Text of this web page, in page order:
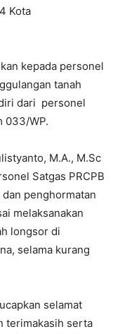
Kota
kepada personel
tanah
dari personel
033/WP.
M.A., M.Sc
Satgas PRCPB
penghormatan
melaksanakan
longsor di
selama kurang
selamat
terimakasih serta